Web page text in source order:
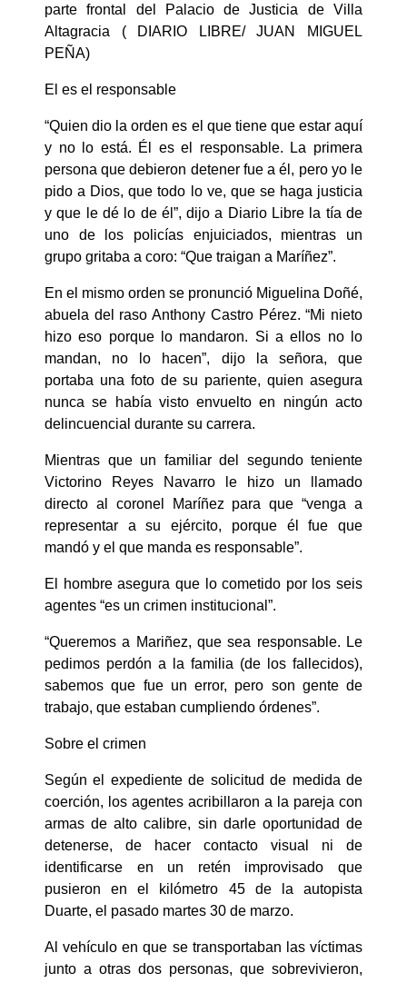
parte frontal del Palacio de Justicia de Villa
Altagracia ( DIARIO LIBRE/ JUAN MIGUEL
PEÑA)
El es el responsable
“Quien dio la orden es el que tiene que estar aquí
y no lo está. Él es el responsable. La primera
persona que debieron detener fue a él, pero yo le
pido a Dios, que todo lo ve, que se haga justicia
y que le dé lo de él”, dijo a Diario Libre la tía de
uno de los policías enjuiciados, mientras un
grupo gritaba a coro: “Que traigan a Maríñez”.
En el mismo orden se pronunció Miguelina Doñé,
abuela del raso Anthony Castro Pérez. “Mi nieto
hizo eso porque lo mandaron. Si a ellos no lo
mandan, no lo hacen”, dijo la señora, que
portaba una foto de su pariente, quien asegura
nunca se había visto envuelto en ningún acto
delincuencial durante su carrera.
Mientras que un familiar del segundo teniente
Victorino Reyes Navarro le hizo un llamado
directo al coronel Maríñez para que “venga a
representar a su ejército, porque él fue que
mandó y el que manda es responsable”.
El hombre asegura que lo cometido por los seis
agentes “es un crimen institucional”.
“Queremos a Mariñez, que sea responsable. Le
pedimos perdón a la familia (de los fallecidos),
sabemos que fue un error, pero son gente de
trabajo, que estaban cumpliendo órdenes”.
Sobre el crimen
Según el expediente de solicitud de medida de
coerción, los agentes acribillaron a la pareja con
armas de alto calibre, sin darle oportunidad de
detenerse, de hacer contacto visual ni de
identificarse en un retén improvisado que
pusieron en el kilómetro 45 de la autopista
Duarte, el pasado martes 30 de marzo.
Al vehículo en que se transportaban las víctimas
junto a otras dos personas, que sobrevivieron,